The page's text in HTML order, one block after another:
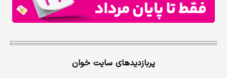
پربازدیدهای سایت خوان